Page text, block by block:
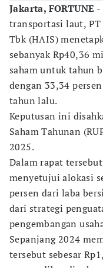
Jakarta, FORTUNE -
transportasi laut,
Tbk (HAIS)
sebanyak Rp40,36
saham untuk tahun
dengan 33,34
tahun lalu.
Keputusan ini
Saham Tahunan
2025.
Dalam rapat
menyetujui alokasi
persen dari laba
dari strategi
pengembangan
Sepanjang 2024
tersebut sebesar